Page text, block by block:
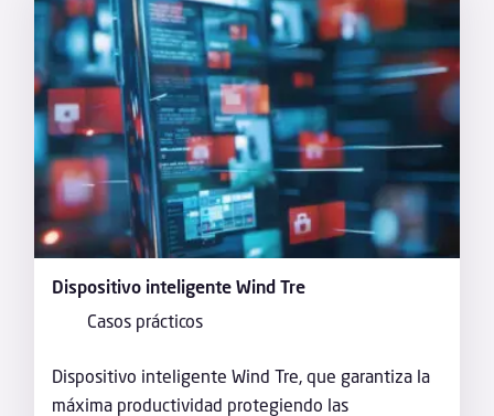
Dispositivo inteligente Wind Tre
Casos prácticos
Dispositivo inteligente Wind Tre, que garantiza la
máxima productividad protegiendo las